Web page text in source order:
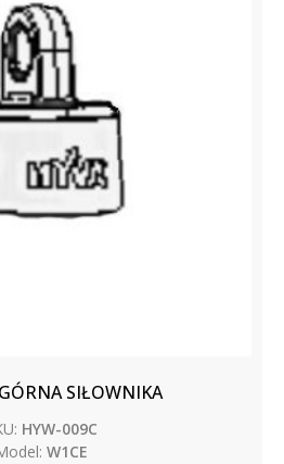
SIŁOWNIKA
HYW-009C
W1CE